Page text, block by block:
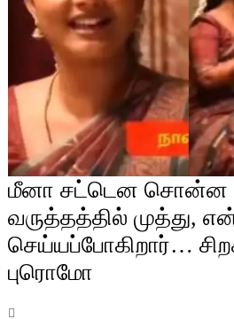
மீனா சட்டென சொன்ன
வருத்தத்தில் முத்து,
செய்யப்போகிறார்…
புரொமோ